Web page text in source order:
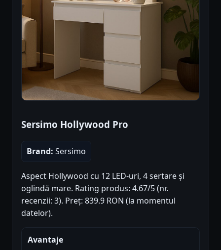
Sersimo Hollywood Pro
Brand: Sersimo
Aspect Hollywood cu 12 LED-uri, 4 sertare și
oglindă mare. Rating produs: 4.67/5 (nr.
recenzii: 3). Preț: 839.9 RON (la momentul
datelor).
Avantaje